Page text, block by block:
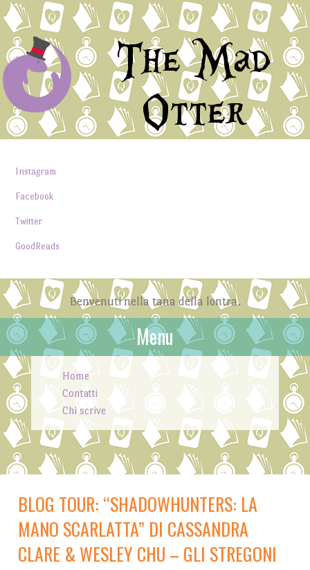
The Mad
Otter
Instagram
Facebook
Twitter
GoodReads
Benvenuti nella tana della lontra.
Menu
Skip to content
Home
Contatti
Chi scrive
BLOG TOUR: “SHADOWHUNTERS: LA
MANO SCARLATTA” DI CASSANDRA
CLARE & WESLEY CHU – GLI STREGONI